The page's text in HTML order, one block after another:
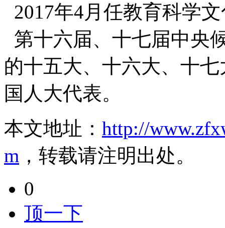
2017年4月任教育科学
第十六届、十七届中央
的十五大、十六大、十
国人大代表。
本文地址： http://
m ，转载请注明出处。
0
顶一下